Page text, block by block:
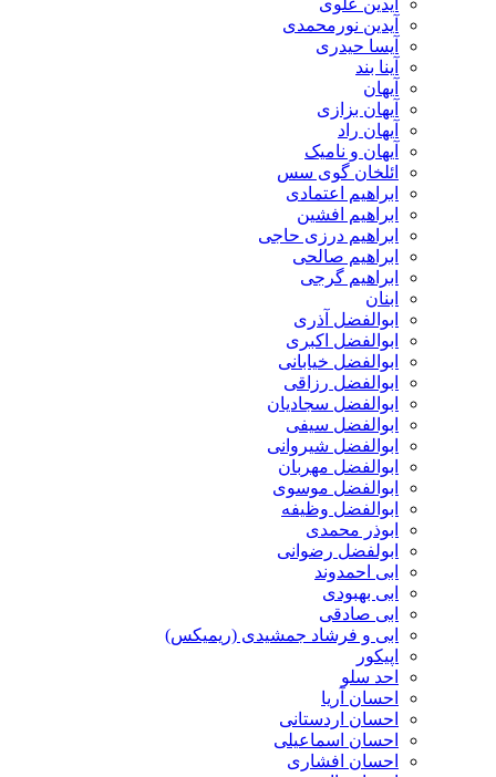
آیدین نورمحمدی
آیسا حیدری
آینا بند
آیهان
آیهان بزازی
آیهان راد
آیهان و نامیک
ائلخان گوی سس
ابراهیم اعتمادی
ابراهیم افشین
ابراهیم درزی حاجی
ابراهیم صالحی
ابراهیم گرجی
ابنان
ابوالفضل آذری
ابوالفضل اکبری
ابوالفضل خیابانی
ابوالفضل رزاقی
ابوالفضل سجادیان
ابوالفضل سیفی
ابوالفضل شیروانی
ابوالفضل مهربان
ابوالفضل موسوی
ابوالفضل وظیفه
ابوذر محمدی
ابولفضل رضوانی
ابی احمدوند
ابی بهبودی
ابی صادقی
ابی و فرشاد جمشیدی (ریمیکس)
اپیکور
احد سلو
احسان آریا
احسان اردستانی
احسان اسماعیلی
احسان افشاری